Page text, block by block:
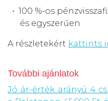
100 %-os
és egyszerűen
A részletekért kattints
További ajánlatok
Jó ár-érték arányú 4